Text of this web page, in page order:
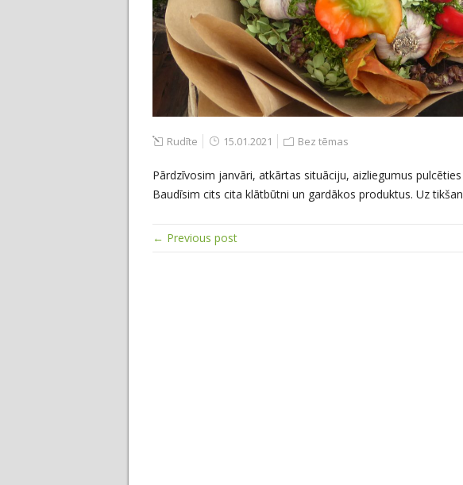
Rudīte 15.01.2021 Bez tēmas
Pārdzīvosim janvāri, atkārtas situāciju, aizliegumus
Baudīsim cits cita klātbūtni un gardākos produktus. Uz
← Previous post